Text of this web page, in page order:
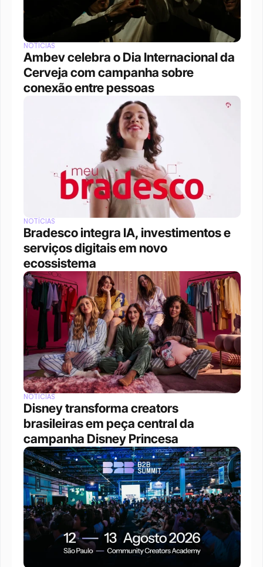
NOTÍCIAS
Ambev celebra o Dia Internacional da
Cerveja com campanha sobre
conexão entre pessoas
NOTÍCIAS
Bradesco integra IA, investimentos e
serviços digitais em novo
ecossistema
NOTÍCIAS
Disney transforma creators
brasileiras em peça central da
campanha Disney Princesa